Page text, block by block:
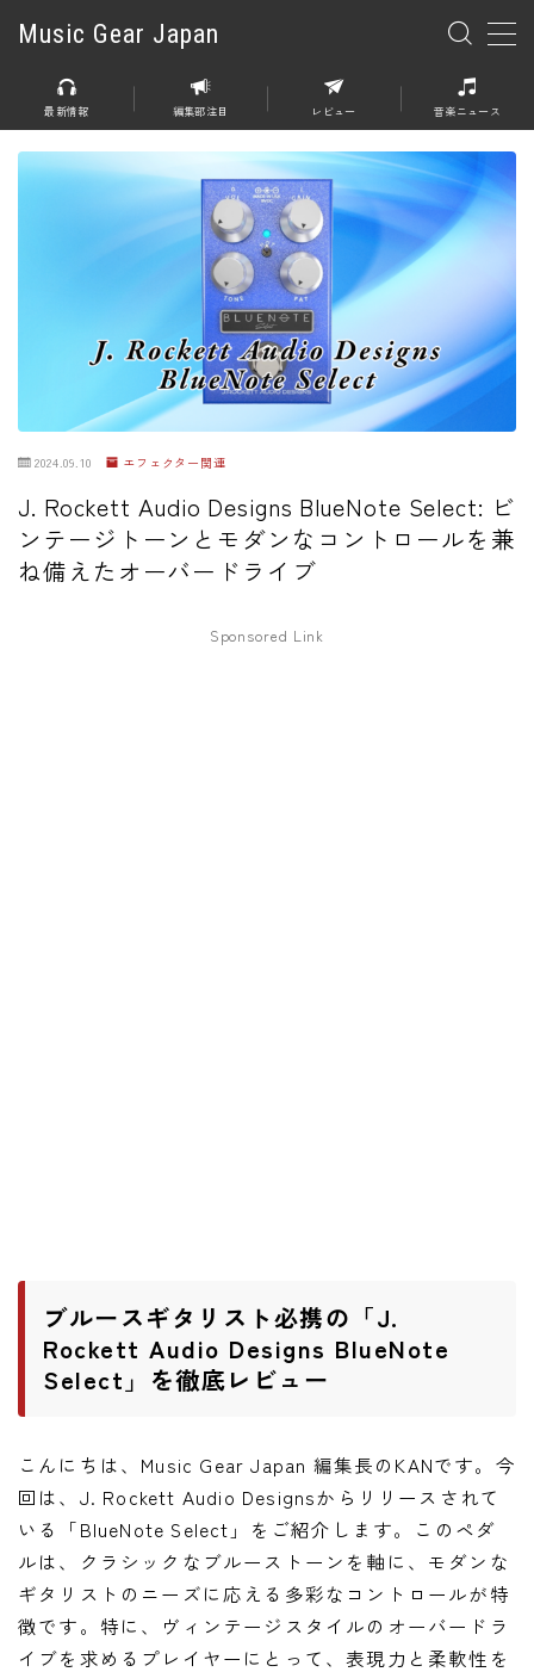
Music Gear Japan
MENU
エレキギター
エレキベース
アコースティックギター
エフェクター
ファズ
ベースアンプ
その他機材
アプリ
レコーディング・DTM/DAW
アクセサリ
ニュース
ニュース
最新情報 編集部注目 レビュー 音楽ニュース
2024.09.10 エフェクター関連
J. Rockett Audio Designs BlueNote Select: ビ
ンテージトーンとモダンなコントロールを兼
ね備えたオーバードライブ
Sponsored Link
ブルースギタリスト必携の「J.
Rockett Audio Designs BlueNote
Select」を徹底レビュー
こんにちは、Music Gear Japan 編集長のKANです。今
回は、J. Rockett Audio Designsからリリースされて
いる「BlueNote Select」をご紹介します。このペダ
ルは、クラシックなブルーストーンを軸に、モダンな
ギタリストのニーズに応える多彩なコントロールが特
徴です。特に、ヴィンテージスタイルのオーバードラ
イブを求めるプレイヤーにとって、表現力と柔軟性を